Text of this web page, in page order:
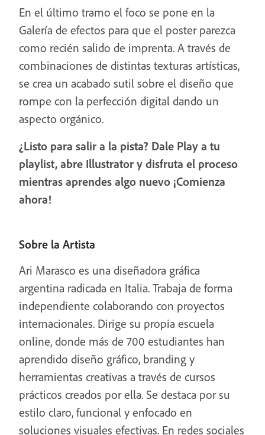
En el último tramo el foco se pone en la
Galería de efectos para que el poster parezca
como recién salido de imprenta. A través de
combinaciones de distintas texturas artísticas,
se crea un acabado sutil sobre el diseño que
rompe con la perfección digital dando un
aspecto orgánico.
¿Listo para salir a la pista? Dale Play a tu
playlist, abre Illustrator y disfruta el proceso
mientras aprendes algo nuevo ¡Comienza
ahora!
Sobre la Artista
Ari Marasco es una diseñadora gráfica
argentina radicada en Italia. Trabaja de forma
independiente colaborando con proyectos
internacionales. Dirige su propia escuela
online, donde más de 700 estudiantes han
aprendido diseño gráfico, branding y
herramientas creativas a través de cursos
prácticos creados por ella. Se destaca por su
estilo claro, funcional y enfocado en
soluciones visuales efectivas. En redes sociales